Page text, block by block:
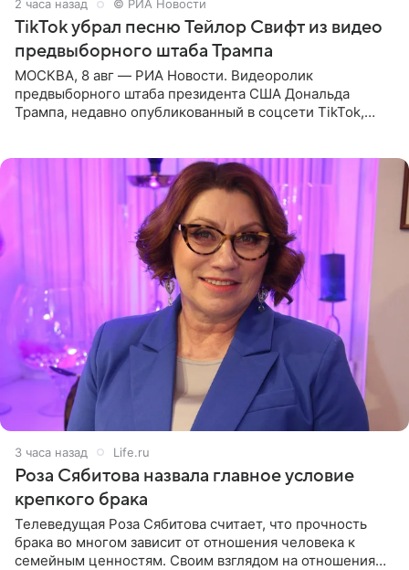
2 часа назад © РИА Новости
TikTok убрал песню Тейлор Свифт из видео
предвыборного штаба Трампа
МОСКВА, 8 авг — РИА Новости. Видеоролик
предвыборного штаба президента США Дональда
Трампа, недавно опубликованный в соцсети TikTok,
3 часа назад Life.ru
Роза Сябитова назвала главное условие
крепкого брака
Телеведущая Роза Сябитова считает, что прочность
брака во многом зависит от отношения человека к
семейным ценностям. Своим взглядом на отношения